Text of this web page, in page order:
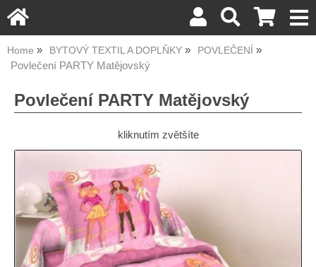
Home BYTOVÝ TEXTIL A DOPLŇKY POVLEČENÍ
Povlečení PARTY Matějovský
Povlečení PARTY Matějovský
kliknutím zvětšíte